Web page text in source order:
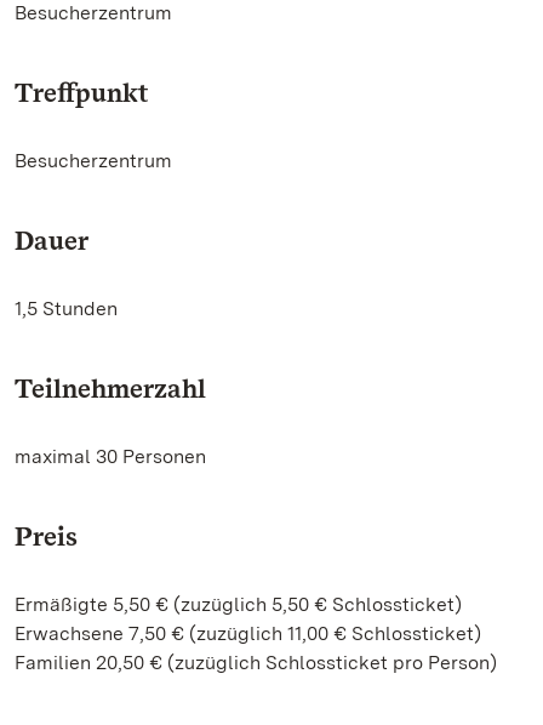
Besucherzentrum
Treffpunkt
Besucherzentrum
Dauer
1,5 Stunden
Teilnehmerzahl
maximal 30 Personen
Preis
Ermäßigte 5,50 € (zuzüglich 5,50 € Schlossticket)
Erwachsene 7,50 € (zuzüglich 11,00 € Schlossticket)
Familien 20,50 € (zuzüglich Schlossticket pro Person)